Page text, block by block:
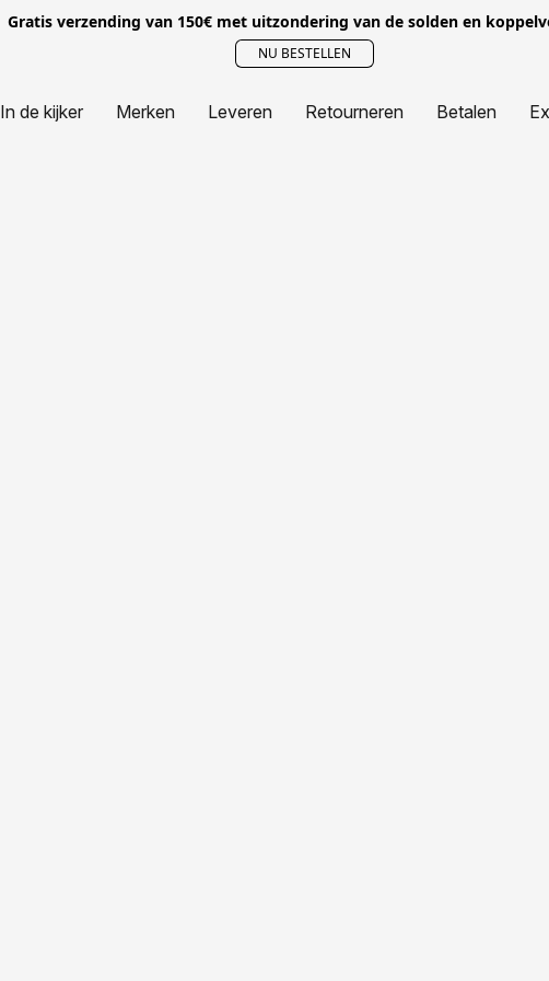
Gratis verzending van 150€ met uitzondering van de solden en
NU BESTELLEN
In de kijker Merken Leveren Retourneren Betalen